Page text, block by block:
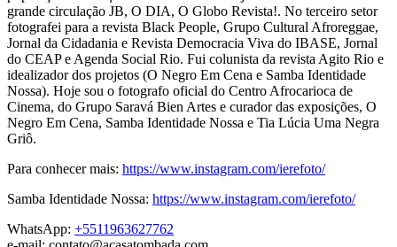
grande circulação JB, O DIA, O Globo Revista!. No terceiro setor
fotografei para a revista Black People, Grupo Cultural Afroreggae,
Jornal da Cidadania e Revista Democracia Viva do IBASE, Jornal
do CEAP e Agenda Social Rio. Fui colunista da revista Agito Rio e
idealizador dos projetos (O Negro Em Cena e Samba Identidade
Nossa). Hoje sou o fotografo oficial do Centro Afrocarioca de
Cinema, do Grupo Saravá Bien Artes e curador das exposições, O
Negro Em Cena, Samba Identidade Nossa e Tia Lúcia Uma Negra
Griô.
Para conhecer mais: https://www.instagram.com/ierefoto/
Samba Identidade Nossa: https://www.instagram.com/ierefoto/
WhatsApp: +5511963627762